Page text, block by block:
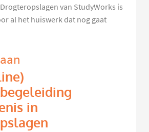
van StudyWorks is
al het huiswerk dat nog gaat
in